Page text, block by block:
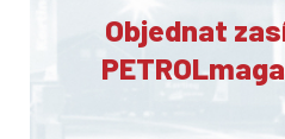
Objednat